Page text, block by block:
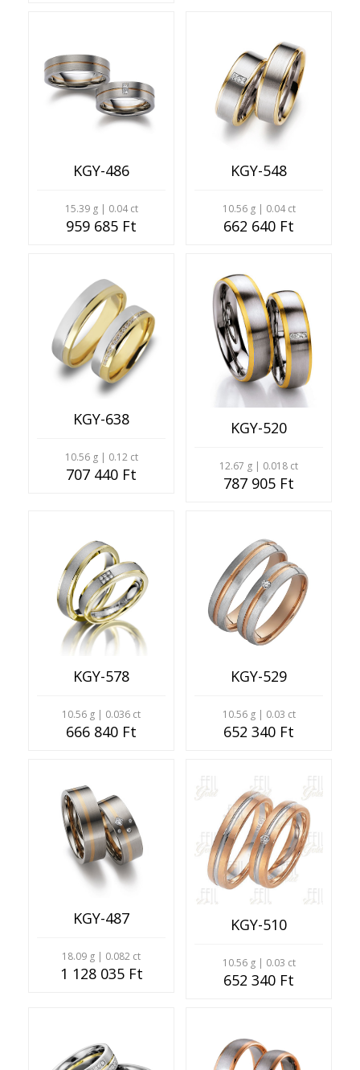
KGY-486
15.39 g | 0.04 ct
959 685 Ft
KGY-548
10.56 g | 0.04 ct
662 640 Ft
KGY-638
10.56 g | 0.12 ct
707 440 Ft
KGY-520
12.67 g | 0.018 ct
787 905 Ft
KGY-578
10.56 g | 0.036 ct
666 840 Ft
KGY-529
10.56 g | 0.03 ct
652 340 Ft
KGY-487
18.09 g | 0.082 ct
1 128 035 Ft
KGY-510
10.56 g | 0.03 ct
652 340 Ft